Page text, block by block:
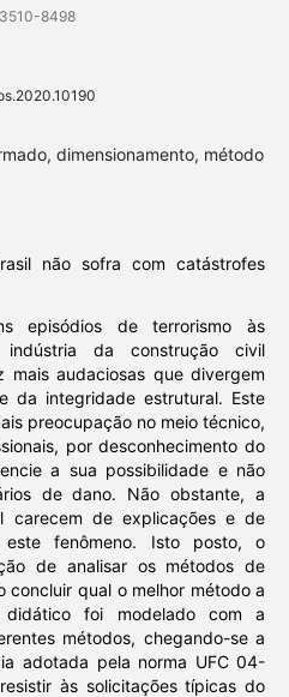
8498
dimensionamento, método
não sofra com catástrofes
episódios de terrorismo às
da construção civil
audaciosas que divergem
da integridade estrutural. Este
preocupação no meio técnico,
por desconhecimento do
a sua possibilidade e não
de dano. Não obstante, a
carecem de explicações e de
fenômeno. Isto posto, o
de analisar os métodos de
concluir qual o melhor método a
foi modelado com a
métodos, chegando-se a
adotada pela norma UFC 04-
às solicitações típicas do